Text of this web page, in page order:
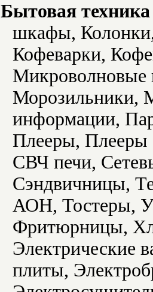
Бытовая
шкафы,
Кофеварки,
Морозильники,
информации,
Плееры,
СВЧ печи,
Сэндвичницы,
АОН, Тостеры,
Фритюрницы,
Электрические
плиты,